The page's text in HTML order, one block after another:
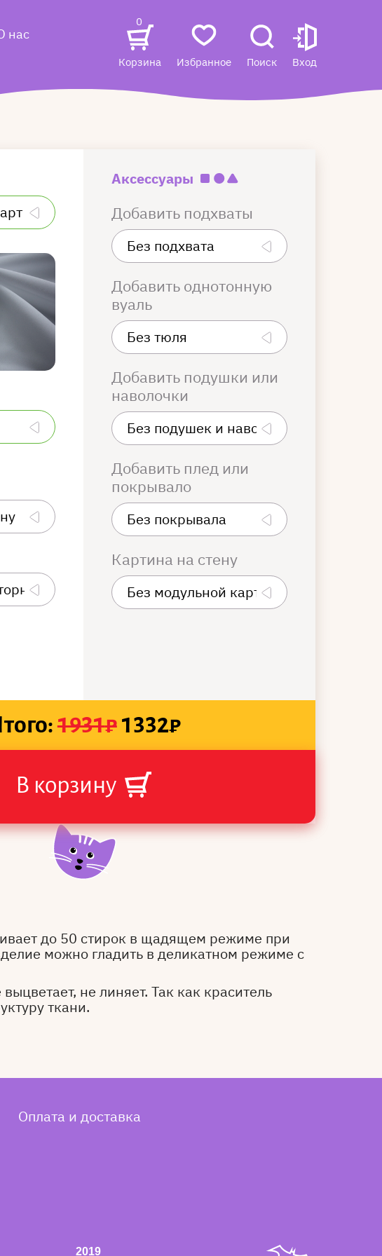
нас
0
Корзина Избранное Поиск Вход
Аксессуары
Добавить подхваты
Добавить однотонную
вуаль
Добавить подушки или
наволочки
Добавить плед или
покрывало
Картина на стену
1931₽1332₽
В корзину
до 50 стирок в щадящем режиме при
можно гладить в деликатном режиме с
не линяет. Так как краситель
ткани.
Оплата и доставка